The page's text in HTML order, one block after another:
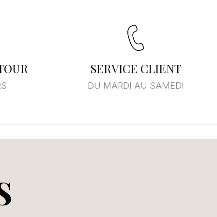
SERVICE CLIENT
DU MARDI AU SAMEDI